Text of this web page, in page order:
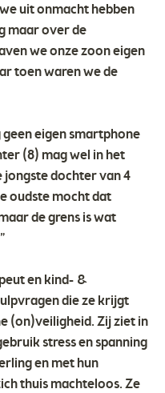
uit onmacht hebben
maar over de
we onze zoon eigen
toen waren we de
eigen smartphone
(8) mag wel in het
jongste dochter van 4
oudste mocht dat
de grens is wat
en kind- &
die ze krijgt
(on)veiligheid. Zij ziet in
stress en spanning
en met hun
thuis machteloos. Ze